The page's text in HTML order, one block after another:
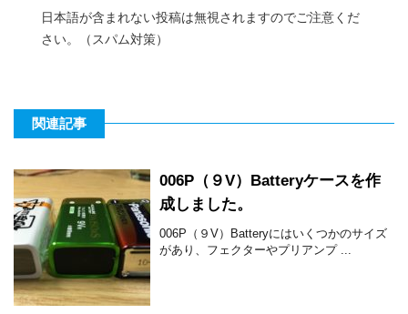
日本語が含まれない投稿は無視されますのでご注意くだ
さい。（スパム対策）
関連記事
006P（９V）Batteryケースを作
成しました。
006P（９V）Batteryにはいくつかのサイズ
があり、フェクターやプリアンプ ...